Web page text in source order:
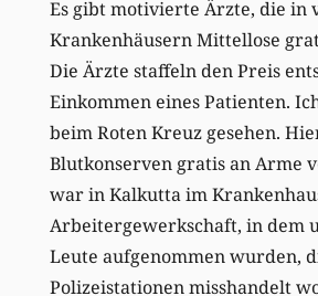
Es gibt motivierte Ärzte, die in
Krankenhäusern Mittellose
Die Ärzte staffeln den Preis
Einkommen eines Patienten.
beim Roten Kreuz gesehen.
Blutkonserven gratis an Arme
war in Kalkutta im
Arbeitergewerkschaft, in dem
Leute aufgenommen wurden,
Polizeistationen misshandelt